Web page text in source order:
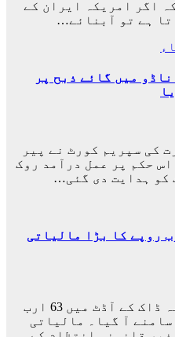
اگر امریکہ ایران کے
ہے تو آبنائے…
میں گائے ذبح پر
کی سپریم کورٹ نے پیر
حکم پر عمل درآمد روک
کو ہدایت دی گئی…
ڈاک کے آڈٹ میں 63 ارب روپے کا بڑا مالیاتی
اسلام آباد (اے ایف بی) محکمہ ڈاک کے آڈٹ میں 63 ارب
آ گیا۔ مالیاتی